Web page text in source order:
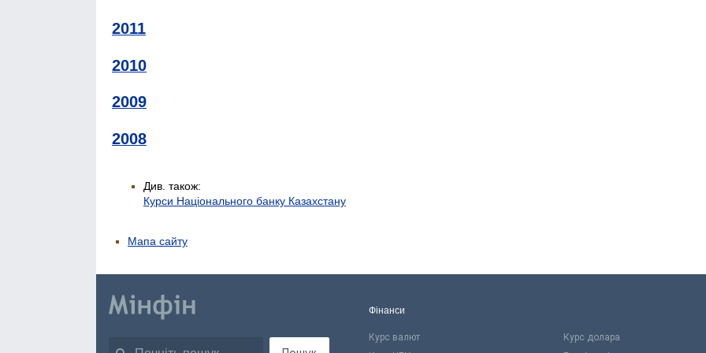
2011
2010
2009
2008
Див. також:
Курси Національного банку Казахстану
Мапа сайту
Фінанси
Курс валют Курс долара